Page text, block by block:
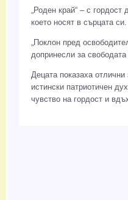
„Роден край“ – с
което носят в сърцата си.
„Поклон пред
допринесли за свободата
Децата показаха
истински патриотичен
чувство на гордост и